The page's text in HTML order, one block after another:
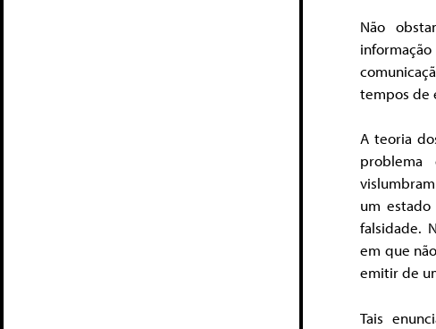
Não
tempos de
A teoria
problema
um
falsidade.
em que
emitir de
Tais